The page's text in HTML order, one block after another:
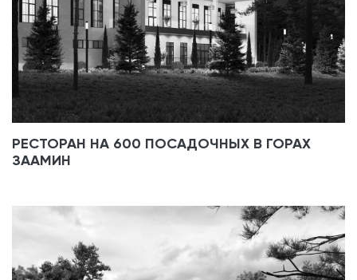
РЕСТОРАН НА 600 ПОСАДОЧНЫХ В ГОРАХ
ЗААМИН